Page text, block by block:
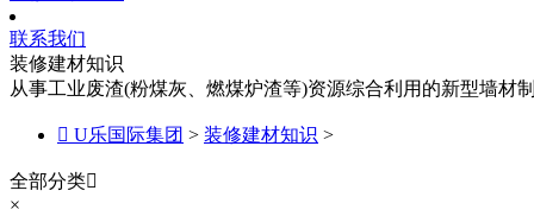
联系我们
装修建材知识
从事工业废渣(粉煤灰、燃煤炉渣等)资源综合利用的新型墙材
 U乐国际集团 > 装修建材知识 >
全部分类
×